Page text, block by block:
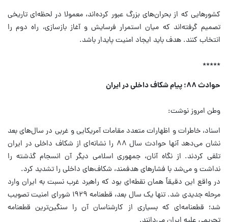
کشورهایی که از بحران‌های بزرگ عبور کرده‌اند، معمولا در لحظه‌ای تاریخی
تصمیم گرفته‌اند که میان استمرار فرسایش و آغاز بازسازی، راه دوم را
انتخاب کنند. هدف باید ایجاد امنیت پایدار باشد.
*****
حوادث ۸۸؛ پیام شکاف داخلی در ایران
وطن امروز نوشت:
اسناد، خاطرات و اظهارات متعدد مقامات آمریکایی و غربی در سال‌های بعد
نشان می‌دهد آنها حوادث سال ۸۸ را نشانه‌ای از شکاف داخلی در ایران
تلقی کردند. از نگاه آنان، جمهوری اسلامی دیگر آن انسجام گذشته را
نداشت و می‌شد با فشارهای هدفمند، شکاف‌های داخلی را تشدید کرد.
در واقع این دقیقاً همان نقطه‌ای بود که راهبرد غرب نسبت به ایران وارد
مرحله جدیدی شد. تنها یک سال بعد، قطعنامه ۱۹۲۹ شورای امنیت تصویب
شد؛ قطعنامه‌ای که بسیاری از کارشناسان آن را سنگین‌ترین قطعنامه